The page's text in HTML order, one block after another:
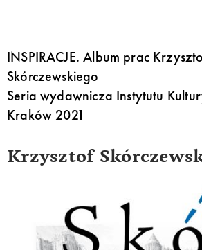
INSPIRACJE. Album prac
Skórczewskiego
Seria wydawnicza Instytutu
Kraków 2021
Krzysztof